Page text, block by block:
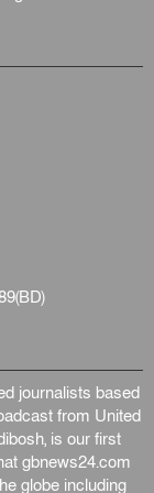
সফল :
ছিল : নাসির
আজ : মার্কিন অর্থমন...
বোমা দিয়ে করা
৫ আগস্ট, ২০২৬
journalists based
from United
is our first
gbnews24.com
globe including